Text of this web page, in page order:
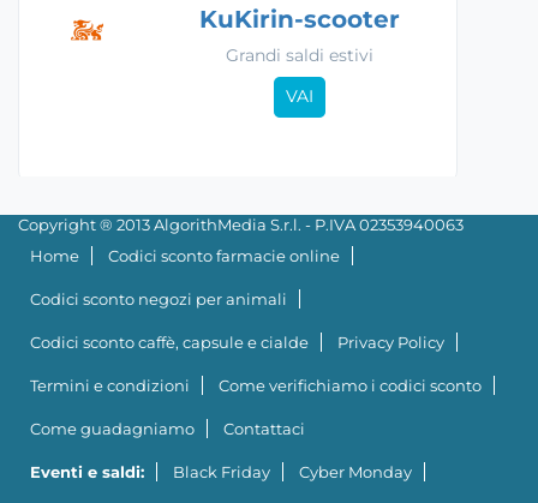
KuKirin-scooter
Grandi saldi estivi
VAI
Copyright ® 2013 AlgorithMedia S.r.l. - P.IVA 02353940063
Home
Codici sconto farmacie online
Codici sconto negozi per animali
Codici sconto caffè, capsule e cialde Privacy Policy
Termini e condizioni Come verifichiamo i codici sconto
Come guadagniamo Contattaci
Eventi e saldi: Black Friday Cyber Monday